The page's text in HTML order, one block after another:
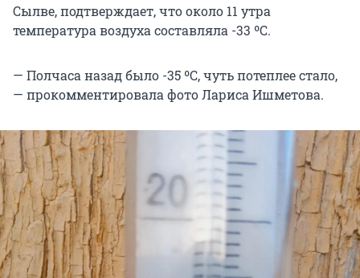
Сылве, подтверждает, что около 11 утра
температура воздуха составляла -33 ºС.
— Полчаса назад было -35 ºС, чуть потеплее стало,
— прокомментировала фото Лариса Ишметова.